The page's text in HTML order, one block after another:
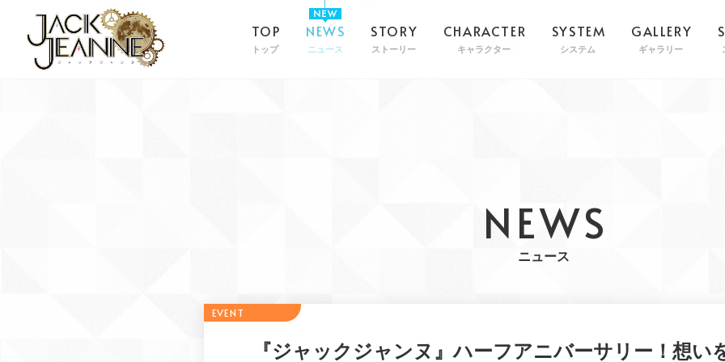
TOP
トップ
NEWS
ニュース
STORY
ストーリー
CHARACTER
キャラクター
SYSTEM
システム
GALLERY
ギャラリー
NEWS
ニュース
『ジャックジャンヌ』ハーフアニバーサリー！想い